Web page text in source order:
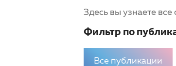
Здесь вы узнаете все
Фильтр по
Все публикации